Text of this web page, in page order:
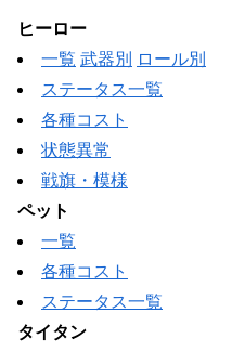
ヒーロー
一覧 武器別
ロール別
ステータス一覧
各種コスト
状態異常
戦旗・模様
ペット
一覧
各種コスト
ステータス一覧
タイタン